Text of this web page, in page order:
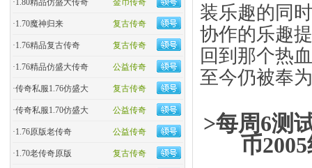
金币传奇
·1.80精品仿盛大传奇
复古传奇
·1.70魔神归来
复古传奇
·1.76精品复古传奇
公益传奇
·1.76精品仿盛大传奇
复古传奇
·传奇私服1.76仿盛大
公益传奇
·传奇私服1.70仿盛大
公益传奇
·1.76原版老传奇
复古传奇
·1.70老传奇原版
装乐趣的同
协作的乐趣
回到那个热
至今仍被奉
>每周6测
币